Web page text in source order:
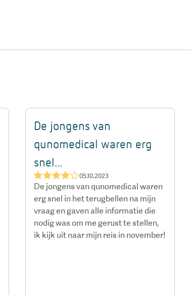
De jongens van
qunomedical waren erg
snel...
★★★★☆05.10.2023
De jongens van qunomedical waren
erg snel in het terugbellen na mijn
vraag en gaven alle informatie die
nodig was om me gerust te stellen,
ik kijk uit naar mijn reis in november!